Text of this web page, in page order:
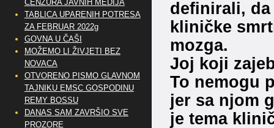
definirali,
kliničke
mozga.
Joj koji
To nemogu
jer sa njom
je tema
CENZURA JAVNIH MEDIJA
TABLICA UPARENIH POTRESA
ZA FEBRUAR 2022g
GOVNA U ČAŠI
MOŽEMO LI ŽIVJETI BEZ
NOVACA
OTVORENO PISMO GLAVNOM
TAJNIKU EMSC GOSPODINU
REMY BOSSU
DANAS SAM ZAVRŠIO SVE
PROZORE